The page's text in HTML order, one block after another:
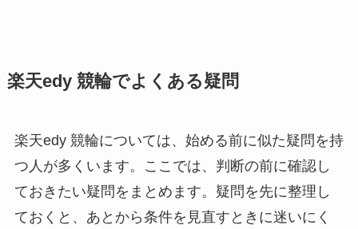
楽天edy 競輪でよくある疑問
楽天edy 競輪については、始める前に似た疑問を持
つ人が多くいます。ここでは、判断の前に確認し
ておきたい疑問をまとめます。疑問を先に整理し
ておくと、あとから条件を見直すときに迷いにく